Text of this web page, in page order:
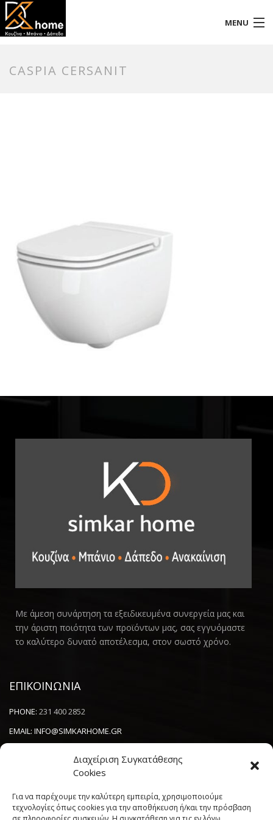
Διαχείριση Συγκατάθεσης
Cookies
Για να παρέχουμε την καλύτερη εμπειρία, χρησιμοποιούμε
τεχνολογίες όπως cookies για την αποθήκευση ή/και την πρόσβαση
MENU
CASPIA CERSANIT
Με άμεση συνάρτηση τα εξειδικευμένα συνεργεία μας και
την άριστη ποιότητα των προϊόντων μας, σας εγγυόμαστε
το καλύτερο δυνατό αποτέλεσμα, στον σωστό χρόνο.
ΕΠΙΚΟΙΝΩΝΙΑ
PHONE: 231 400 2852
EMAIL: INFO@SIMKARHOME.GR
NEWSLETTER